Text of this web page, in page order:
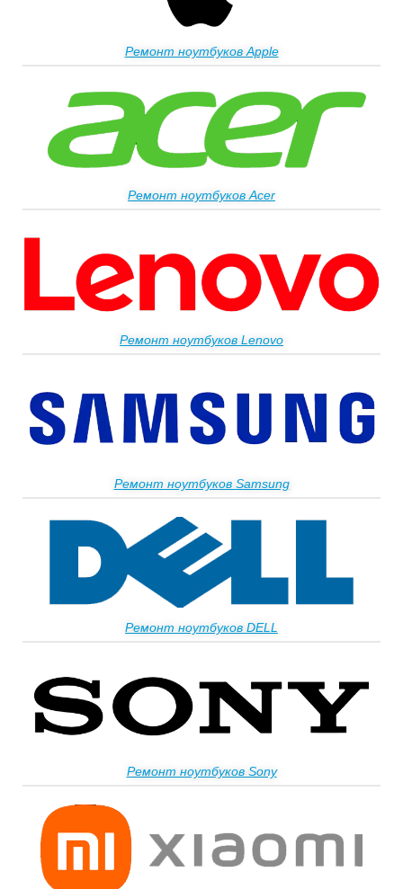
Ремонт ноутбуков Apple
Ремонт ноутбуков Acer
Ремонт ноутбуков Lenovo
Ремонт ноутбуков Samsung
Ремонт ноутбуков DELL
Ремонт ноутбуков Sony